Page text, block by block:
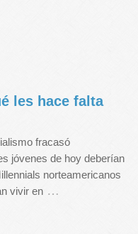
les hace falta
fracasó
jóvenes de hoy deberían
norteamericanos
vivir en …